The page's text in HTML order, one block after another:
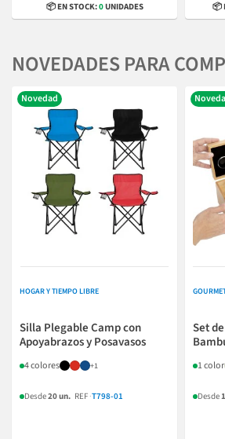
📦 EN STOCK:0UNIDADES 📦
NOVEDADES PARA
Novedad
HOGAR Y TIEMPO LIBRE
Silla Plegable Camp con
Apoyabrazos y Posavasos
4 colores +1
Desde20 un. REF ·T798-01
Set
1 color
Desde